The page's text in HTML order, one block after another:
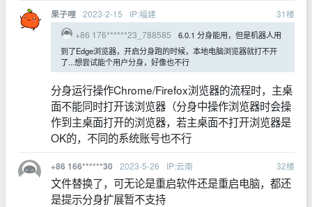
果子哩 2023-2-15 IP:福建 31楼
+86 176******23_788585
6.0.1 分身能用，但是机器人用
到了Edge浏览器，开启分身跑的时候，本地电脑浏览器就打不开
了...想尝试能个用户分身，好像也不行
分身运行操作Chrome/Firefox浏览器的流程时，主桌
面不能同时打开该浏览器（分身中操作浏览器时会操
作到主桌面打开的浏览器，若主桌面不打开浏览器是
OK的，不同的系统账号也不行
+86 166******30 2023-5-26 IP:云南 32楼
文件替换了，可无论是重启软件还是重启电脑，都还
是提示分身扩展暂不支持